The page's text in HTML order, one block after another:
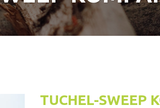
TUCHEL-SWEEP